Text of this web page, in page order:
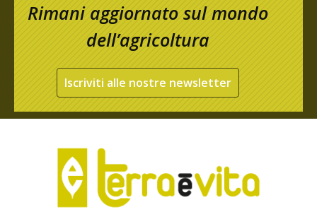
Rimani aggiornato sul mondo
dell’agricoltura
Iscriviti alle nostre newsletter